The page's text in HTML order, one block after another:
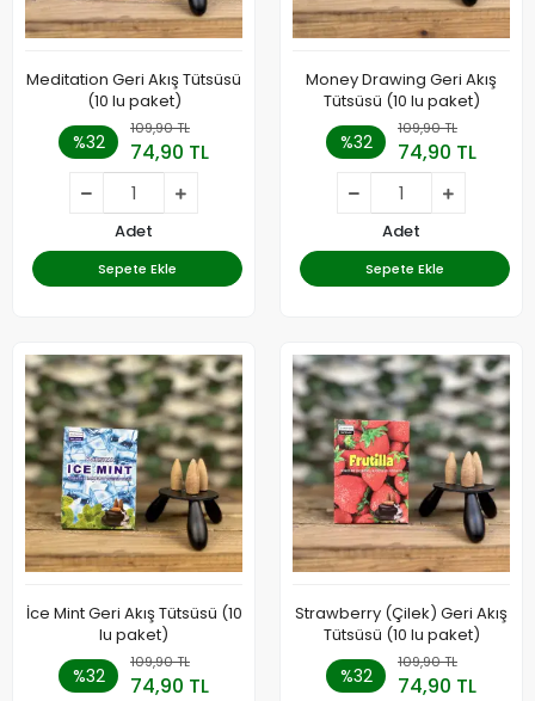
Meditation Geri Akış Tütsüsü
(10 lu paket)
%32
109,90 TL
74,90 TL
Adet
Sepete Ekle
Money Drawing Geri Akış
Tütsüsü (10 lu paket)
%32
109,90 TL
74,90 TL
Adet
Sepete Ekle
İce Mint Geri Akış Tütsüsü (10
lu paket)
%32
109,90 TL
74,90 TL
Strawberry (Çilek) Geri Akış
Tütsüsü (10 lu paket)
%32
109,90 TL
74,90 TL